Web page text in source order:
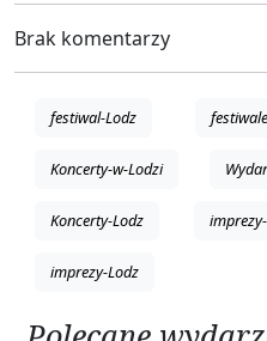
Brak komentarzy
festiwal-Lodz
Koncerty-w-Lodzi
Koncerty-Lodz
imprezy-Lodz